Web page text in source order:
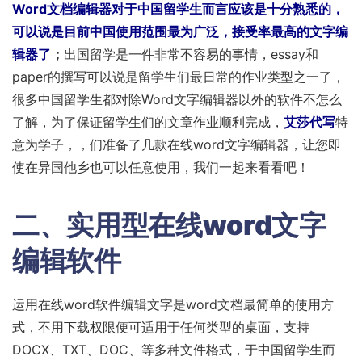
Word文档编辑器对于中国留学生而言应该是十分熟悉的，
可以说是目前中国使用范围最为广泛，接受率最高的文字编
辑器了 ； 出国留学是一件非常不容易的事情，essay和
paper的撰写可以说是留学生们最日常的作业类型之一了，
很多中国留学生都对除Word文字编辑器以外的软件不怎么
了解，为了保证留学生们的文章作业顺利完成， 艾莎代写特
意为学子，，们准备了几款在线word文字编辑器，让您即
使在异国他乡也可以任意使用，我们一起来看看吧！
二、 实用型在线word文字
编辑软件
运用在线word软件编辑文字是word文档最简单的使用方
式，不用下载权限便可适用于任何类型的桌面，支持
DOCX、TXT、DOC、等多种文件格式，于中国留学生而